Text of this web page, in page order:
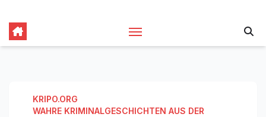
KRIPO.ORG
WAHRE KRIMINALGESCHICHTEN AUS DER